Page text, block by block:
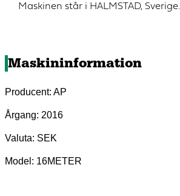
Maskinen står i HALMSTAD, Sverige.
Maskininformation
Producent: AP
Årgang: 2016
Valuta: SEK
Model: 16METER